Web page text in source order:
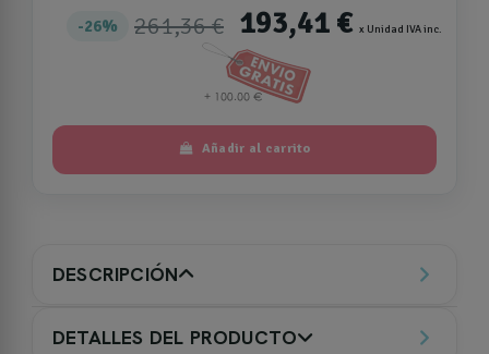
26% 261,36 € 193,41 € x Unidad IVA inc.
Añadir al carrito
DESCRIPCIÓN
DETALLES DEL PRODUCTO